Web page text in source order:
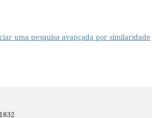
uma pesquisa avançada por similaridade